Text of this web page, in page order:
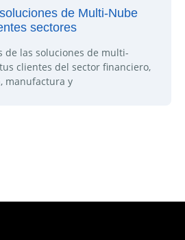
de Multi-Nube
sectores
de las soluciones de multi-
clientes del sector financiero,
manufactura y